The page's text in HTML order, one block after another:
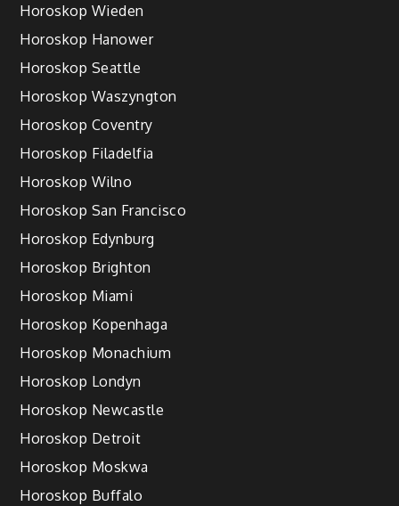
Horoskop Wieden
Horoskop Hanower
Horoskop Seattle
Horoskop Waszyngton
Horoskop Coventry
Horoskop Filadelfia
Horoskop Wilno
Horoskop San Francisco
Horoskop Edynburg
Horoskop Brighton
Horoskop Miami
Horoskop Kopenhaga
Horoskop Monachium
Horoskop Londyn
Horoskop Newcastle
Horoskop Detroit
Horoskop Moskwa
Horoskop Buffalo